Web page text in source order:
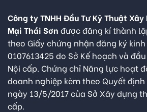
Công ty TNHH Đầu Tư Kỹ Thuật
Mại Thái Sơn được đăng kí thành
theo Giấy chứng nhận đăng ký
0107613425 do Sở Kế hoạch và
Nội cấp. Chứng chỉ Năng lực hoạt
doanh nghiệp kèm theo Quyết
ngày 13/5/2017 của Sở Xây dựng
cấp.